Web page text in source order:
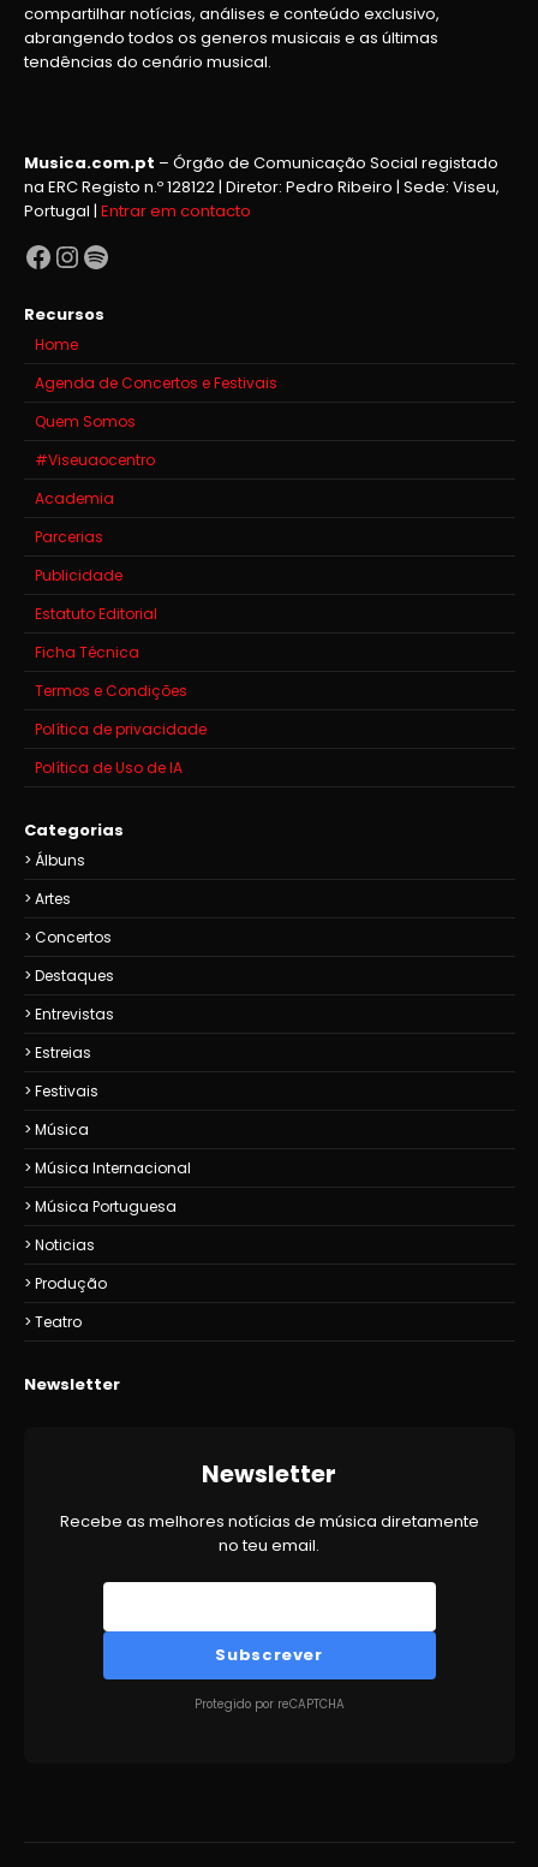
compartilhar notícias, análises e conteúdo exclusivo,
abrangendo todos os generos musicais e as últimas
tendências do cenário musical.
Musica.com.pt – Órgão de Comunicação Social registado
na ERC Registo n.º 128122 | Diretor: Pedro Ribeiro | Sede: Viseu,
Portugal | Entrar em contacto
Facebook
Instagram
Spotify
Recursos
Home
Agenda de Concertos e Festivais
Quem Somos
#Viseuaocentro
Academia
Parcerias
Publicidade
Estatuto Editorial
Ficha Técnica
Termos e Condições
Política de privacidade
Política de Uso de IA
Categorias
Álbuns
Artes
Concertos
Destaques
Entrevistas
Estreias
Festivais
Música
Música Internacional
Música Portuguesa
Noticias
Produção
Teatro
Newsletter
Newsletter
Recebe as melhores notícias de música diretamente
no teu email.
Subscrever
Protegido por reCAPTCHA